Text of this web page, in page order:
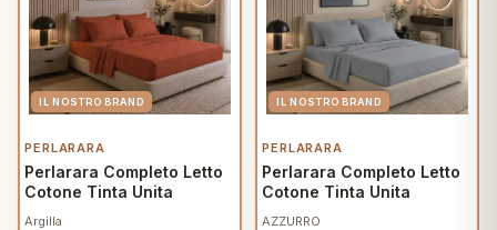
PERLARARA
Perlarara Completo Letto
Cotone Tinta Unita
Argilla
PERLARARA
Perlarara Completo Letto
Cotone Tinta Unita
AZZURRO